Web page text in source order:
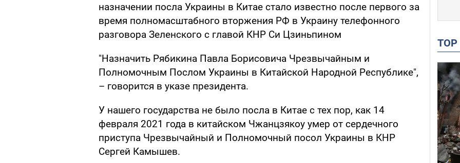
назначении посла Украины в Китае стало известно после первого за
время полномасштабного вторжения РФ в Украину телефонного
разговора Зеленского с главой КНР Си Цзиньпином
"Назначить Рябикина Павла Борисовича Чрезвычайным и
Полномочным Послом Украины в Китайской Народной Республике",
– говорится в указе президента.
У нашего государства не было посла в Китае с тех пор, как 14
февраля 2021 года в китайском Чжанцзякоу умер от сердечного
приступа Чрезвычайный и Полномочный посол Украины в КНР
Сергей Камышев.